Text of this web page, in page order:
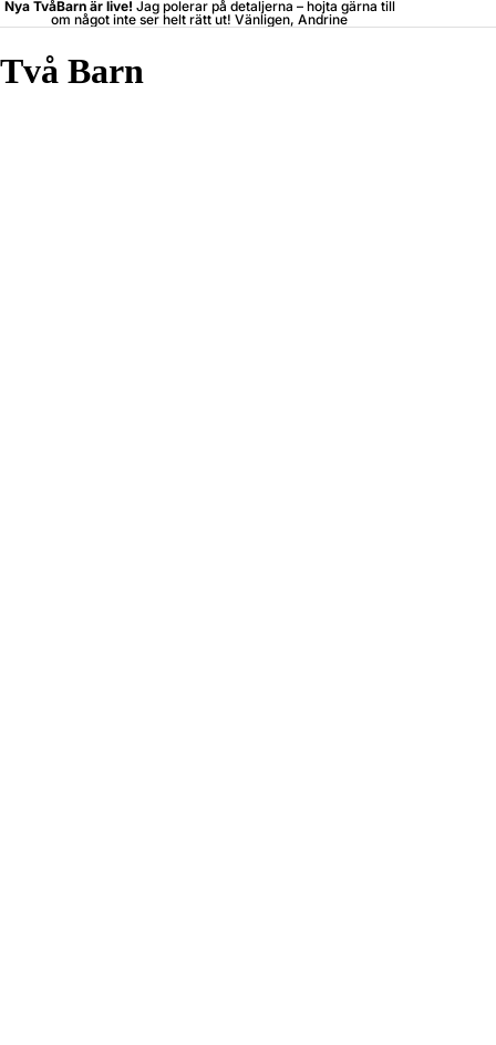
Nya TvåBarn är live! Jag polerar på detaljerna – hojta gärna till
om något inte ser helt rätt ut! Vänligen, Andrine
Två Barn